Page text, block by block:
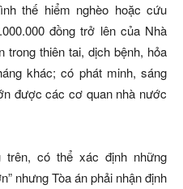
thế hiểm nghèo hoặc cứu
đồng trở lên của Nhà
trong thiên tai, dịch bệnh, hỏa
khác; có phát minh, sáng
được các cơ quan nhà nước
trên, có thể xác định những
nhưng Tòa án phải nhận định